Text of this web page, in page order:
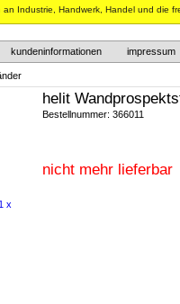
Industrie, Handwerk, Handel und die
kundeninformationen impressum
helit
Bestellnummer: 366011
nicht mehr lieferbar